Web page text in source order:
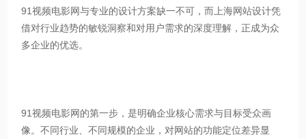
91视频电影网与专业的设计方案缺一不可，而上海网站设计凭
借对行业趋势的敏锐洞察和对用户需求的深度理解，正成为众
多企业的优选。​
91视频电影网的第一步，是明确企业核心需求与目标受众画
像。不同行业、不同规模的企业，对网站的功能定位差异显